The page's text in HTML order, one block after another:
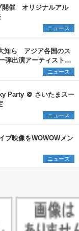
開催 オリジナルアル
ニュース
知ら アジア各国のス
弾出演アーティストを
ニュース
Party ＠ さいたまスー
ニュース
ブ映像をWOWOWメン
ニュース